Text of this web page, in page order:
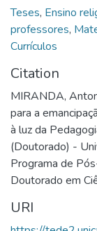
Teses, Ensino
professores,
Currículos
Citation
MIRANDA,
para a
à luz da
(Doutorado) -
Programa de
Doutorado em
URI